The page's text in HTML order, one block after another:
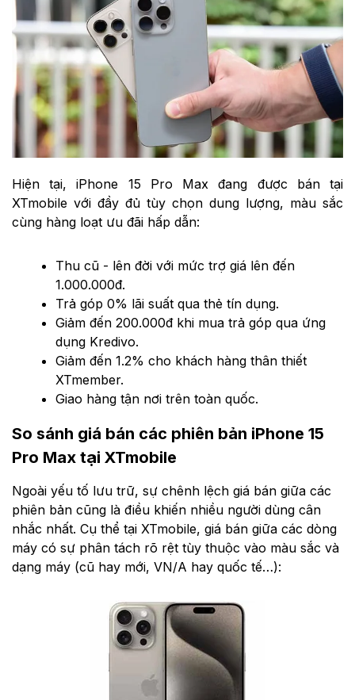
Hiện tại, iPhone 15 Pro Max đang được bán tại
XTmobile với đầy đủ tùy chọn dung lượng, màu sắc
cùng hàng loạt ưu đãi hấp dẫn:
Thu cũ - lên đời với mức trợ giá lên đến
1.000.000đ.
Trả góp 0% lãi suất qua thẻ tín dụng.
Giảm đến 200.000đ khi mua trả góp qua ứng
dụng Kredivo.
Giảm đến 1.2% cho khách hàng thân thiết
XTmember.
Giao hàng tận nơi trên toàn quốc.
So sánh giá bán các phiên bản iPhone 15
Pro Max tại XTmobile
Ngoài yếu tố lưu trữ, sự chênh lệch giá bán giữa các
phiên bản cũng là điều khiến nhiều người dùng cân
nhắc nhất. Cụ thể tại XTmobile, giá bán giữa các dòng
máy có sự phân tách rõ rệt tùy thuộc vào màu sắc và
dạng máy (cũ hay mới, VN/A hay quốc tế…):